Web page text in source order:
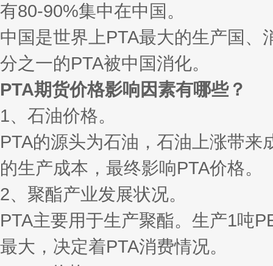
有80-90%集中在中国。
中国是世界上PTA最大的生产国
分之一的PTA被中国消化。
PTA期货价格影响因素有哪些？
1、石油价格。
PTA的源头为石油，石油上涨带
的生产成本，最终影响PTA价格。
2、聚酯产业发展状况。
PTA主要用于生产聚酯。生产1吨
最大，决定着PTA消费情况。